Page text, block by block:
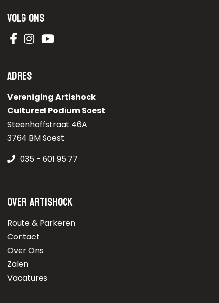
Volg ons
Adres
Vereniging Artishock
Cultureel Podium Soest
Steenhoffstraat 46A
3764 BM Soest
035 - 601 95 77
Over Artishock
Route & Parkeren
Contact
Over Ons
Zalen
Vacatures